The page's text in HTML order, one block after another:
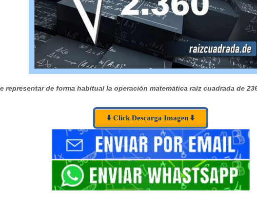
representar de forma habitual la operación matemática raíz cuadrada de
⬇️ Click Descarga Imagen ⬇️